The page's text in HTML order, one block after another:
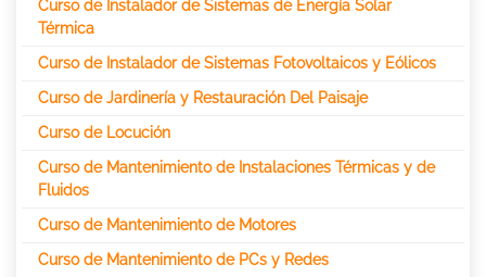
Curso de Instalador de Sistemas de Energía Solar
Térmica
Curso de Instalador de Sistemas Fotovoltaicos y Eólicos
Curso de Jardinería y Restauración Del Paisaje
Curso de Locución
Curso de Mantenimiento de Instalaciones Térmicas y de
Fluidos
Curso de Mantenimiento de Motores
Curso de Mantenimiento de PCs y Redes